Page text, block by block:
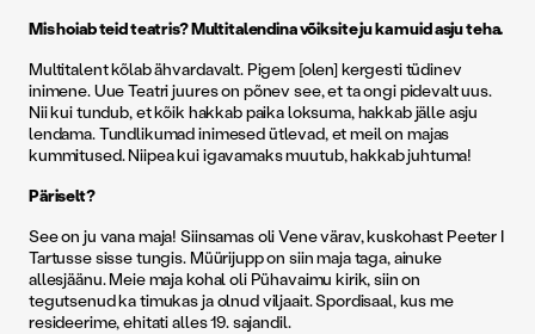
Mis hoiab teid teatris? Multitalendina võiksite ju ka muid asju teha.
Multitalent kõlab ähvardavalt. Pigem [olen] kergesti tüdinev
inimene. Uue Teatri juures on põnev see, et ta ongi pidevalt uus.
Nii kui tundub, et kõik hakkab paika loksuma, hakkab jälle asju
lendama. Tundlikumad inimesed ütlevad, et meil on majas
kummitused. Niipea kui igavamaks muutub, hakkab juhtuma!
Päriselt?
See on ju vana maja! Siinsamas oli Vene värav, kuskohast Peeter I
Tartusse sisse tungis. Müürijupp on siin maja taga, ainuke
allesjäänu. Meie maja kohal oli Pühavaimu kirik, siin on
tegutsenud ka timukas ja olnud viljaait. Spordisaal, kus me
resideerime, ehitati alles 19. sajandil.